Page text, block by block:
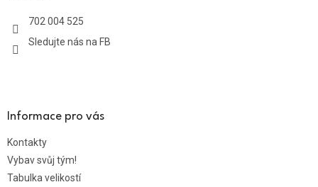
702 004 525
Sledujte nás na FB
Informace pro vás
Kontakty
Vybav svůj tým!
Tabulka velikostí